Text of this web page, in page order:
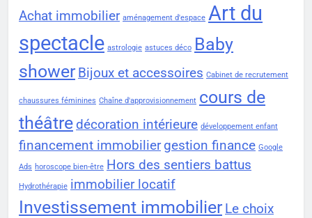
Achat immobilier aménagement d'espace Art du
spectacle astrologie astuces déco Baby
shower Bijoux et accessoires Cabinet de recrutement
chaussures féminines Chaîne d'approvisionnement cours de
théâtre décoration intérieure développement enfant
financement immobilier gestion finance Google
Ads horoscope bien-être Hors des sentiers battus
Hydrothérapie immobilier locatif
Investissement immobilier Le choix